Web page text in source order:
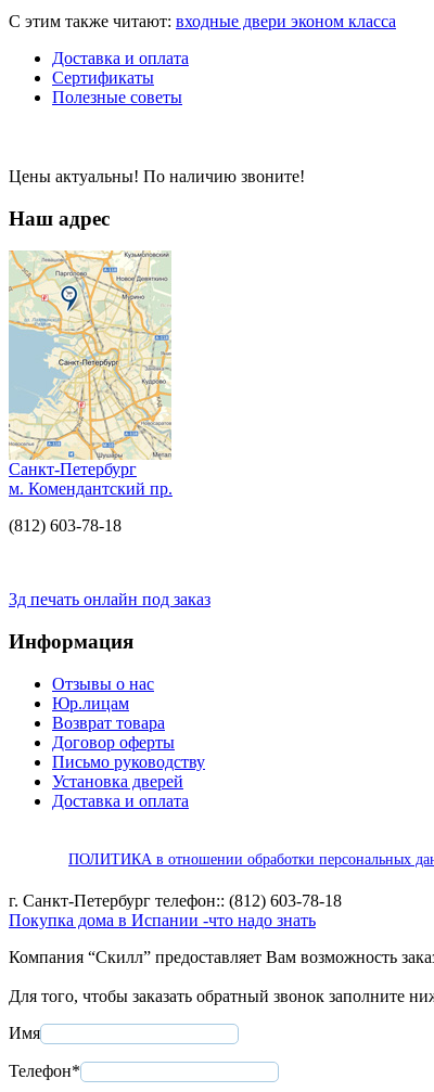
C этим также читают: входные двери эконом класса
Доставка и оплата
Сертификаты
Полезные советы
Цены актуальны! По наличию звоните!
Наш адрес
Санкт-Петербург
м. Комендантский пр.
(812) 603-78-18
3д печать онлайн под заказ
Информация
Отзывы о нас
Юр.лицам
Возврат товара
Договор оферты
Письмо руководству
Установка дверей
Доставка и оплата
ПОЛИТИКА в отношении обработки персональных
г. Санкт-Петербург телефон:: (812) 603-78-18
Покупка дома в Испании -что надо знать
Компания “Скилл” предоставляет Вам возможность
Для того, чтобы заказать обратный звонок заполните
Имя
Телефон*